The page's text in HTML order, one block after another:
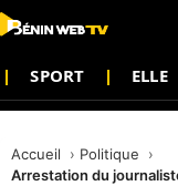
SPORT ELLE
Accueil
Politique
Arrestation du